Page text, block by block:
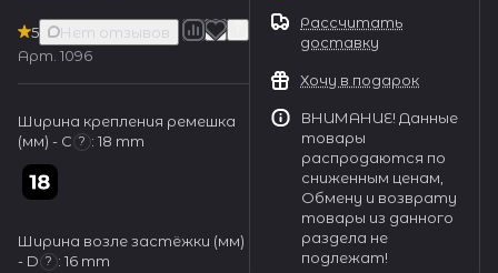
5
Нет отзывов
Арт. 1096
Ширина крепления ремешка
(мм) - С ? : 18 mm
Ширина возле застёжки (мм)
- D ? : 16 mm
Рассчитать
доставку
Хочу в подарок
ВНИМАНИЕ! Данные
товары
распродаются по
сниженным ценам,
Обмену и возврату
товары из данного
раздела не
подлежат!